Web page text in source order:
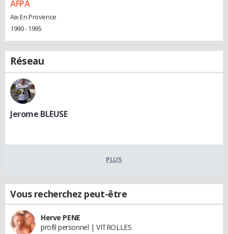
AFPA
Aix En Provence
1990 - 1995
Réseau
Jerome BLEUSE
PLUS
Vous recherchez peut-être
Herve PENE
profil personnel | VITROLLES